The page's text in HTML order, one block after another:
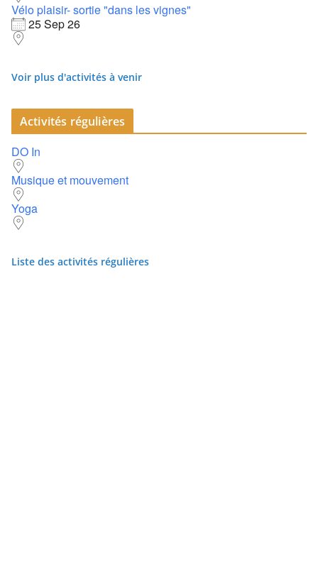
Vélo plaisir- sortie "dans les vignes"
25 Sep 26
Voir plus d'activités à venir
Activités régulières
DO In
Musique et mouvement
Yoga
Liste des activités régulières